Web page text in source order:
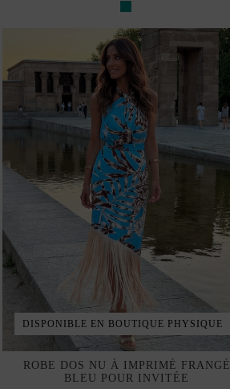
DISPONIBLE EN BOUTIQUE PHYSIQUE
ROBE DOS NU À IMPRIMÉ FRANGÉ
BLEU POUR INVITÉE